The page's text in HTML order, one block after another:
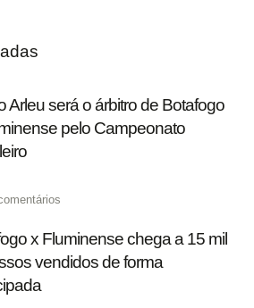
Arleu será o árbitro de Botafogo
pelo Campeonato
x Fluminense chega a 15 mil
vendidos de forma